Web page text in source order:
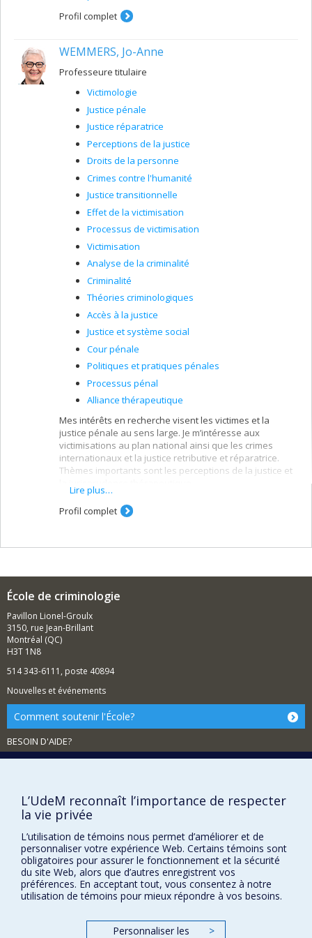
aussi différents projets victimologiques (violence
sexuelle et violence conjugale) pour différents
violence conjugale (Mauricie/Centre-du-Québec et la
Centre-du-Québec). Pendant 15 ans, elle a travaillé pour
le Ministère de la sécurité publique, notamment à titre
d’inspectrice des services policiers et correctionnels du
Québec ainsi qu’agente de probation.
Profil complet
WEMMERS, Jo-Anne
Professeure titulaire
Victimologie
Justice pénale
Justice réparatrice
Perceptions de la justice
Droits de la personne
Crimes contre l'humanité
Justice transitionnelle
Effet de la victimisation
Processus de victimisation
Victimisation
Analyse de la criminalité
Criminalité
Théories criminologiques
Accès à la justice
Justice et système social
Cour pénale
Politiques et pratiques pénales
Processus pénal
Alliance thérapeutique
Mes intérêts en recherche visent les victimes et la
justice pénale au sens large. Je m’intéresse aux
victimisations au plan national ainsi que les crimes
internationaux et la justice retributive et réparatrice.
Thèmes importants sont les perceptions de la justice et
Lire plus…
Profil complet
École de criminologie
Pavillon Lionel-Groulx
3150, rue Jean-Brillant
Montréal (QC)
H3T 1N8
514 343-6111, poste 40894
Nouvelles et événements
Comment soutenir l'École?
BESOIN D'AIDE?
Plan du site
Accessibilité
FACULTÉ DES ARTS ET DES SCIENCES
Nos départements et écoles
Nos centres d'études
Nos programmes et cours
L’UdeM reconnaît l’importance de respecter
la vie privée
L’utilisation de témoins nous permet d’améliorer et de
personnaliser votre expérience Web. Certains témoins sont
obligatoires pour assurer le fonctionnement et la sécurité
du site Web, alors que d’autres enregistrent vos
préférences. En acceptant tout, vous consentez à notre
utilisation de témoins pour mieux répondre à vos besoins.
Personnaliser les
>